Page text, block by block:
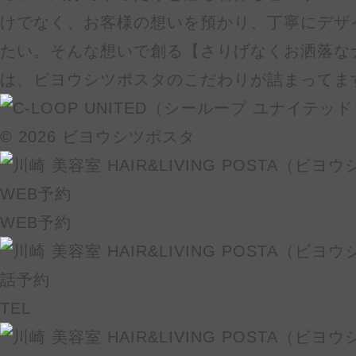
けでなく、お客様の想いを預かり、丁寧にデ
たい。そんな想いで創る【さりげなくお洒落
は、ビヨウシツポスタのこだわりが詰まってま
© 2026 ビヨウシツポスタ
WEB予約
TEL